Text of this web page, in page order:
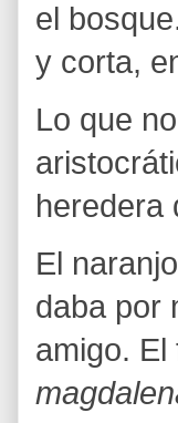
el
y corta,
Lo que
heredera
El
daba por
amigo.